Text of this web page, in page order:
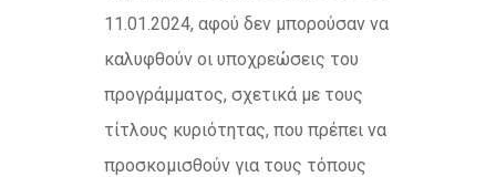
11.01.2024, αφού δεν μπορούσαν να
καλυφθούν οι υποχρεώσεις του
προγράμματος, σχετικά με τους
τίτλους κυριότητας, που πρέπει να
προσκομισθούν για τους τόπους